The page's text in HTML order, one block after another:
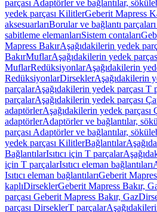
parçası Adaptörler ve bağlantılar,
yedek parçası KilitlerGeberit Mapress
aksesuarlarıBorular ve bağlantı
sabitleme elemanlarıSistem contaları
Mapress BakırAşağıdakilerin yedek
BakırMuflarAşağıdakilerin yedek
MuflarRedüksiyonlarAşağıdakilerin
RedüksiyonlarDirseklerAşağıdakilerin
parçalarAşağıdakilerin yedek parçası T
parçalarAşağıdakilerin yedek parçası
adaptörlerAşağıdakilerin yedek parçası
adaptörlerAdaptörler ve bağlantılar,
parçası Adaptörler ve bağlantılar,
yedek parçası KilitlerBağlantılar
BağlantılarIsıtıcı için T parçalar
için T parçalarIsıtıcı eleman bağlantıları
Isıtıcı eleman bağlantılarıGeberit
kaplıDirseklerGeberit Mapress Bakır,
parçası Geberit Mapress Bakır, Gaz
parçası DirseklerT parçalar